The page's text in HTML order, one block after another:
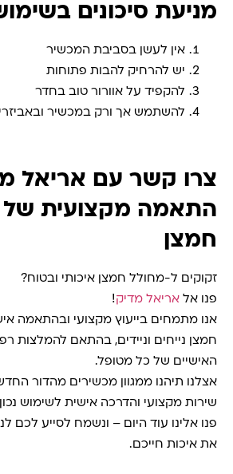
מניעת סיכונים
אין לעשן בסביבת המכשיר
יש להרחיק להבות פתוחות
להקפיד על אוורור טוב בחדר
להשתמש אך ורק במכשיר
צרו קשר עם אריאל
התאמה מקצועית של
חמצן
זקוקים ל-מחולל חמצן איכותי ובטוח?
פנו אל אריאל מדיק !
אנו מתמחים בייעוץ מקצועי ובהתאמה
חמצן נייחים וניידים, בהתאם להמלצות
האישיים של כל מטופל.
אצלנו תיהנו ממגוון מכשירים מהדור
שירות מקצועי והדרכה אישית לשימוש
פנו אלינו עוד היום – ונשמח לסייע לכם
את איכות חייכם.